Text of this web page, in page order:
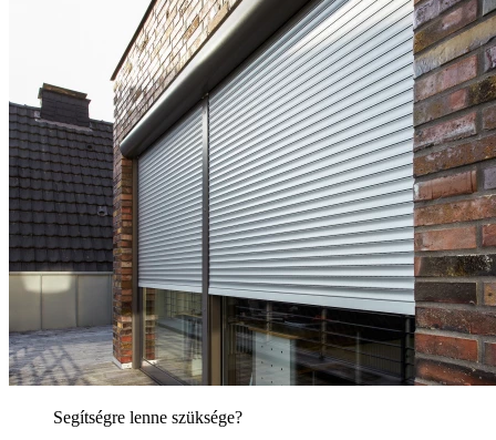
Segítségre lenne szüksége?